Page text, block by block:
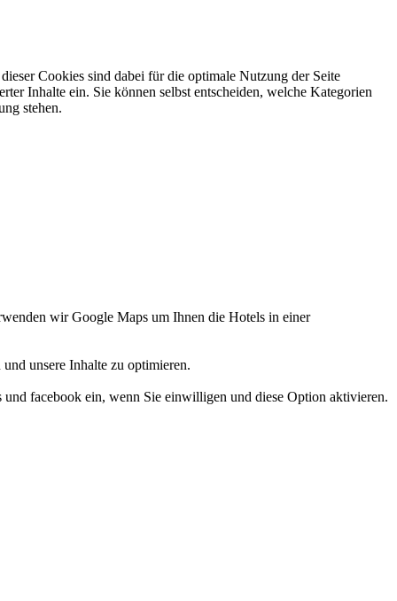
Cookies sind dabei für die optimale Nutzung der Seite
Inhalte ein. Sie können selbst entscheiden, welche Kategorien
stehen.
wir Google Maps um Ihnen die Hotels in einer
unsere Inhalte zu optimieren.
facebook ein, wenn Sie einwilligen und diese Option aktivieren.